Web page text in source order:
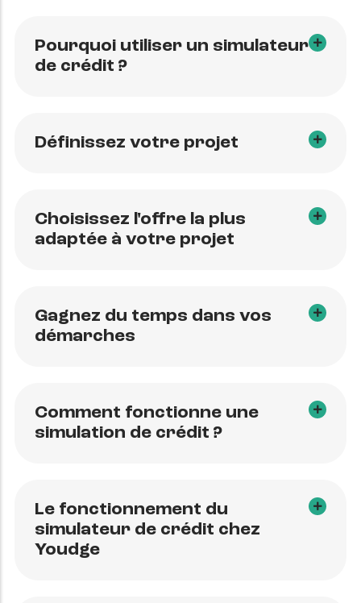
Pourquoi utiliser un simulateur
de crédit ?
Définissez votre projet
Choisissez l'offre la plus
adaptée à votre projet
Gagnez du temps dans vos
démarches
Comment fonctionne une
simulation de crédit ?
Le fonctionnement du
simulateur de crédit chez
Youdge